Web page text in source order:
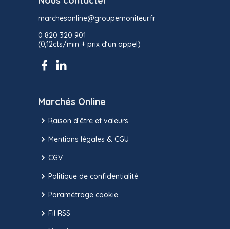
marchesonline@groupemoniteur.fr
0 820 320 901
(0,12cts/min + prix d’un appel)
Marchés Online
Raison d’être et valeurs
Mentions légales & CGU
CGV
Politique de confidentialité
Paramétrage cookie
Fil RSS